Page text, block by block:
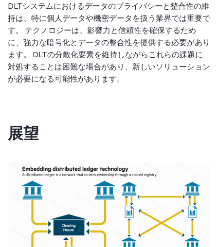
DLTシステムにおけるデータのプライバシーと整合性の維
持は、特に個人データや機密データを扱う業界では重要で
す。 テクノロジーは、影響力と信頼性を確保するため
に、強力な暗号化とデータの整合性を提供する必要があり
ます。 DLTの分散化要素を維持しながらこれらの課題に
対処することは困難な場合があり、新しいソリューション
が必要になる可能性があります。
展望